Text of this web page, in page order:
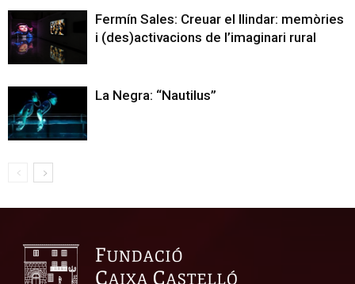
Fermín Sales: Creuar el llindar: memòries
i (des)activacions de l’imaginari rural
La Negra: “Nautilus”